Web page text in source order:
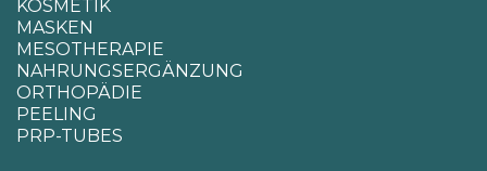
KOSMETIK
MASKEN
MESOTHERAPIE
NAHRUNGSERGÄNZUNG
ORTHOPÄDIE
PEELING
PRP-TUBES